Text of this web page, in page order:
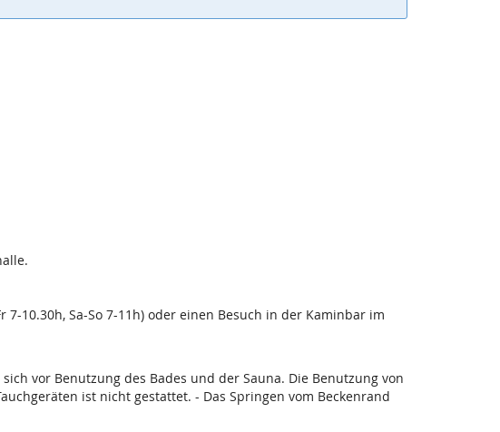
10.30h, Sa-So 7-11h) oder einen Besuch in der Kaminbar im
vor Benutzung des Bades und der Sauna. Die Benutzung von
ist nicht gestattet. - Das Springen vom Beckenrand